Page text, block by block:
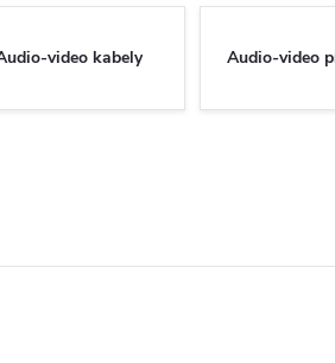
video kabely Audio-video